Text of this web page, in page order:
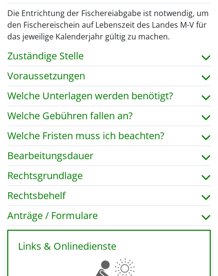
Die Entrichtung der Fischereiabgabe ist notwendig, um
den Fischereischein auf Lebenszeit des Landes M-V für
das jeweilige Kalenderjahr gültig zu machen.
Zuständige Stelle
Voraussetzungen
Welche Unterlagen werden benötigt?
Welche Gebühren fallen an?
Welche Fristen muss ich beachten?
Bearbeitungsdauer
Rechtsgrundlage
Rechtsbehelf
Anträge / Formulare
Links & Onlinedienste